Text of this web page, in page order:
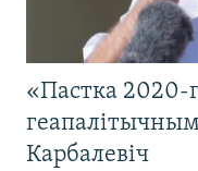
«Пастка 2020-
Карбалевіч